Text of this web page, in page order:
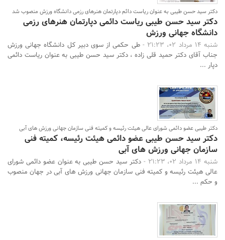
دکتر سید حسن طیبی به عنوان ریاست دائم دپارتمان هنرهای رزمی دانشگاه ورزش منصوب شد
دکتر سید حسن طیبی ریاست دائمی دپارتمان هنرهای رزمی
دانشگاه جهانی ورزش
شنبه 14 مرداد 02، 21:23 -
طی حکمی از سوی دبیر کل دانشگاه جهانی ورزش
جناب آقای دکتر حمید قلی زاده ، دکتر سید حسن طیبی به عنوان ریاست دائمی
دپار ...
دکتر طیبی عضو دائمی شورای عالی هیئت رئیسه و کمیته فنی سازمان جهانی ورزش های آبی
دکتر سید حسن طیبی عضو دائمی هیئت رئیسه، کمیته فنی
سازمان جهانی ورزش های آبی
شنبه 14 مرداد 02، 21:23 -
دکتر سید حسن طیبی به عنوان عضو دائمی شورای
عالی هیئت رئیسه و کمیته فنی سازمان جهانی ورزش های آبی در جهان منصوب
و حکم ...